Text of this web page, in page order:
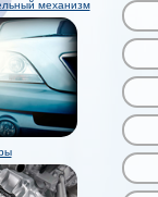
механизм